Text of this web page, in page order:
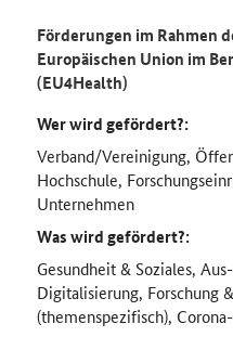
Förderungen im Rahmen
Europäischen Union im
(EU4Health)
Wer wird gefördert?:
Verband/Vereinigung,
Hochschule,
Unternehmen
Was wird gefördert?:
Gesundheit & Soziales,
Digitalisierung, Forschung
(themenspezifisch),